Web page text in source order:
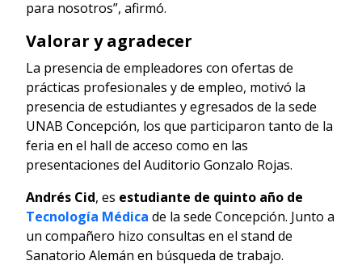
para nosotros”, afirmó.
Valorar y agradecer
La presencia de empleadores con ofertas de
prácticas profesionales y de empleo, motivó la
presencia de estudiantes y egresados de la sede
UNAB Concepción, los que participaron tanto de la
feria en el hall de acceso como en las
presentaciones del Auditorio Gonzalo Rojas.
Andrés Cid, es estudiante de quinto año de
Tecnología Médica de la sede Concepción. Junto a
un compañero hizo consultas en el stand de
Sanatorio Alemán en búsqueda de trabajo.